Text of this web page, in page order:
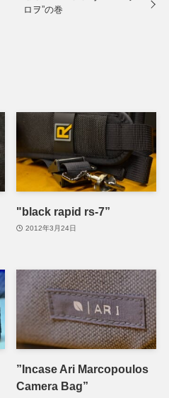
ロヲ”の巻
"black rapid rs-7”
2012年3月24日
”Incase Ari Marcopoulos
Camera Bag”